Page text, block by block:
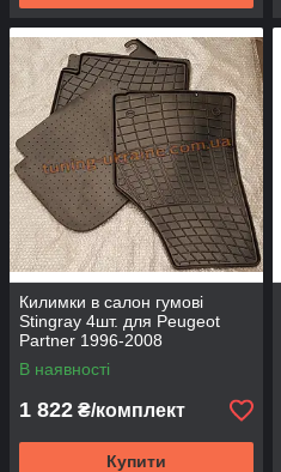
Килимки в салон гумові
Stingray 4шт. для Peugeot
Partner 1996-2008
В наявності
1 822 ₴/комплект
Купити